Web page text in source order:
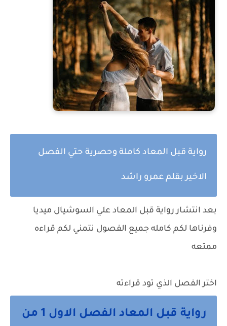
رواية قبل المعاد كاملة وحصرية حتي الفصل
الاخير بقلم عمرو راشد
بعد انتشار رواية قبل المعاد علي السوشيال ميديا
وفرناها لكم كامله جميع الفصول نتمني لكم قراءه
ممتعه
اختر الفصل الذي تود قراءته
رواية قبل المعاد الفصل الاول 1 من